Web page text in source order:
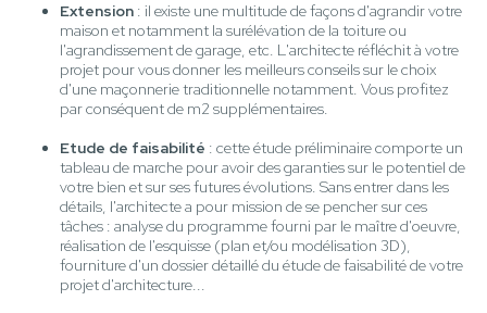
Extension : il existe une multitude de façons d'agrandir votre
maison et notamment la surélévation de la toiture ou
l'agrandissement de garage, etc. L'architecte réfléchit à votre
projet pour vous donner les meilleurs conseils sur le choix
d'une maçonnerie traditionnelle notamment. Vous profitez
par conséquent de m2 supplémentaires.
Etude de faisabilité : cette étude préliminaire comporte un
tableau de marche pour avoir des garanties sur le potentiel de
votre bien et sur ses futures évolutions. Sans entrer dans les
détails, l'architecte a pour mission de se pencher sur ces
tâches : analyse du programme fourni par le maître d'oeuvre,
réalisation de l'esquisse (plan et/ou modélisation 3D),
fourniture d'un dossier détaillé du étude de faisabilité de votre
projet d'architecture...